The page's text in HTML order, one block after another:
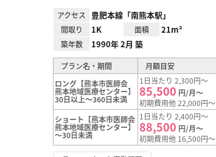
アクセス 豊肥本線「南熊本駅」
間取り 1K 面積 21m²
築年数 1990年 2月 築
プラン名・期間
月額目安
ロング【熊本市医師会
熊本地域医療センター】
30日以上～360日未満
1日当たり 2,300円～
85,500 円/月～
初期費用他 22,000円～
ショート【熊本市医師会
熊本地域医療センター】
～30日未満
1日当たり 2,400円～
88,500 円/月～
初期費用他 16,500円～